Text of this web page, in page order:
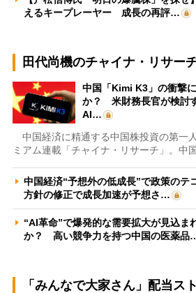
えるキープレーヤー 成長の再評…
田代尚機のチャイナ・リサー
中国「Kimi K3」の衝撃
か？ 米財務長官が検討
AI…
中国経済に精通する中国株投資の第一
ミアム連載「チャイナ・リサーチ」。中
中国経済“予想外の低成長”で政策の
方針の修正で成長加速が予想さ…
“AI革命”で爆発的な需要拡大が見込ま
か？ 高い競争力を持つ中国の医薬品
「みんなで大家さん」配当ス